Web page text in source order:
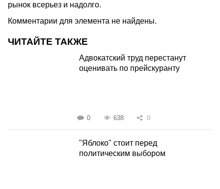
рынок всерьез и надолго.
Комментарии для элемента не найдены.
ЧИТАЙТЕ ТАКЖЕ
Адвокатский труд перестанут
оценивать по прейскуранту
0 638 0
"Яблоко" стоит перед
политическим выбором